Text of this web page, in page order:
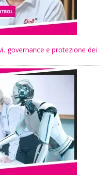
governance e protezione dei